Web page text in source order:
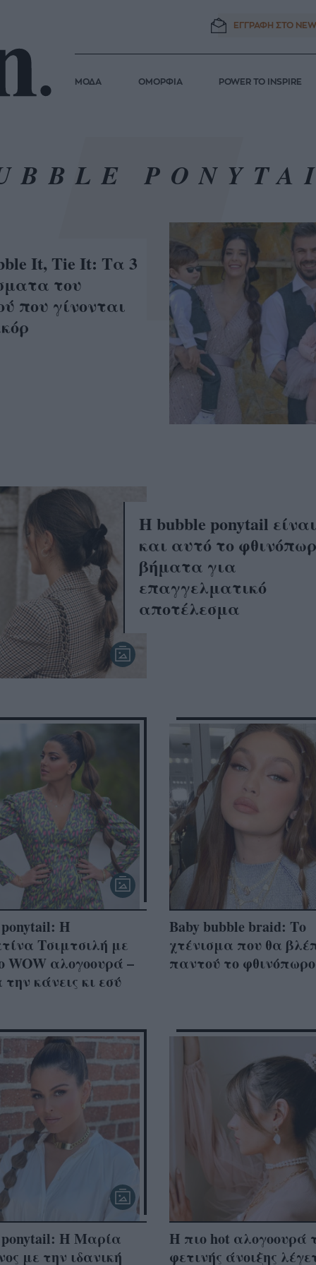
ΕΓΓΡΑΦΗ ΣΤΟ
ΜΟΔΑ ΟΜΟΡΦΙΑ POWER TO INSPIRE
It, Tie It: Τα 3
του
που γίνονται
Η bubble ponytail
και αυτό το
βήματα για
επαγγελματικό
αποτέλεσμα
Η
Τσιμτσιλή με
WOW αλογοουρά –
κάνεις κι εσύ
Baby bubble braid: Το
χτένισμα που θα
παντού το φθινόπωρο
ponytail: Η Μαρία
με την ιδανική
Η πιο hot αλογοουρά
φετινής άνοιξης